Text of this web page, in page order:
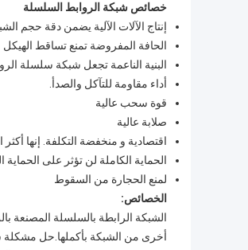
خصائص شبكة الروابط السلسلة
إنتاج الآلات الآلية يضمن دقة حجم
الحافة المفروضة تمنع تساقط الهيكل
البنية الناعمة تجعل شبكة سلسلة
أداء مقاومة للتآكل والصدأ.
قوة سحب عالية
صلابة عالية
اقتصادية و منخفضة التكلفة. إنها
الحماية الكاملة لن تؤثر على
لمنع الحجارة من السقوط
الخصائص:
الشبكة الرابطة بالسلسلة
أخرى من الشبكة بأكملها.حل